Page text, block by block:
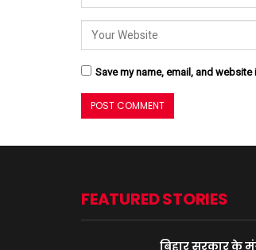
Save my name, email, and
FEATURED STORIES
बिहार सरकार के